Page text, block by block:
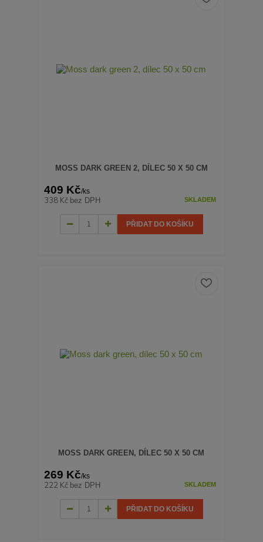
MOSS DARK GREEN 2, DÍLEC 50 X 50 CM
409 Kč/ks
338 Kč bez DPH SKLADEM
PŘIDAT DO KOŠÍKU
MOSS DARK GREEN, DÍLEC 50 X 50 CM
269 Kč/ks
222 Kč bez DPH SKLADEM
PŘIDAT DO KOŠÍKU